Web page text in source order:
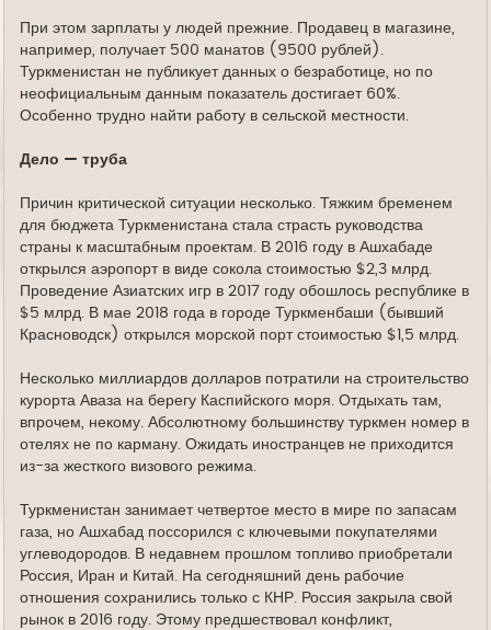
При этом зарплаты у людей прежние. Продавец в магазине,
например, получает 500 манатов (9500 рублей).
Туркменистан не публикует данных о безработице, но по
неофициальным данным показатель достигает 60%.
Особенно трудно найти работу в сельской местности.
Дело — труба
Причин критической ситуации несколько. Тяжким бременем
для бюджета Туркменистана стала страсть руководства
страны к масштабным проектам. В 2016 году в Ашхабаде
открылся аэропорт в виде сокола стоимостью $2,3 млрд.
Проведение Азиатских игр в 2017 году обошлось республике в
$5 млрд. В мае 2018 года в городе Туркменбаши (бывший
Красноводск) открылся морской порт стоимостью $1,5 млрд.
Несколько миллиардов долларов потратили на строительство
курорта Аваза на берегу Каспийского моря. Отдыхать там,
впрочем, некому. Абсолютному большинству туркмен номер в
отелях не по карману. Ожидать иностранцев не приходится
из-за жесткого визового режима.
Туркменистан занимает четвертое место в мире по запасам
газа, но Ашхабад поссорился с ключевыми покупателями
углеводородов. В недавнем прошлом топливо приобретали
Россия, Иран и Китай. На сегодняшний день рабочие
отношения сохранились только с КНР. Россия закрыла свой
рынок в 2016 году. Этому предшествовал конфликт,